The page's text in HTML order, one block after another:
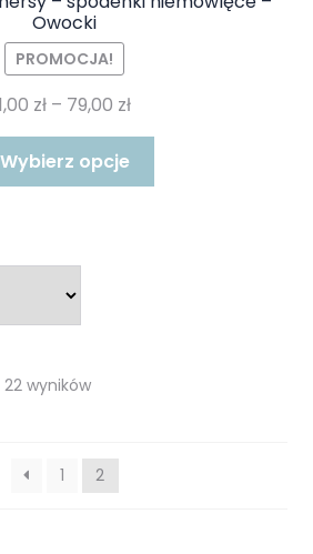
Owocki
PROMOCJA!
zł – 79,00 złZakres
cen:
1,00 zł
Wybierz opcje
wyników
1 2